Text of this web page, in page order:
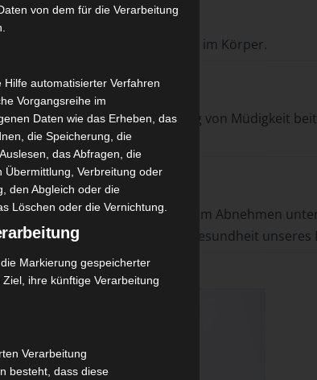
und bindet Schwermetalle im Körper.
fördern. Kann zur Linderung von Müdigkeit
unseren Körper. Es kann beim Abnehmen
es besonders gut für die Gesundheit unseres
von dem für die Verarbeitung
automatisierter Verfahren
Vorgangsreihe im
Daten wie das Erheben, das
die Speicherung, die
das Abfragen, die
Übermittlung, Verbreitung oder
den Abgleich oder die
Löschen oder die Vernichtung.
Markierung gespeicherter
ihre künftige Verarbeitung
Verarbeitung
besteht, dass diese